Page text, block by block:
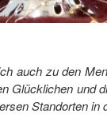
auch zu den
Glücklichen und
Standorten in